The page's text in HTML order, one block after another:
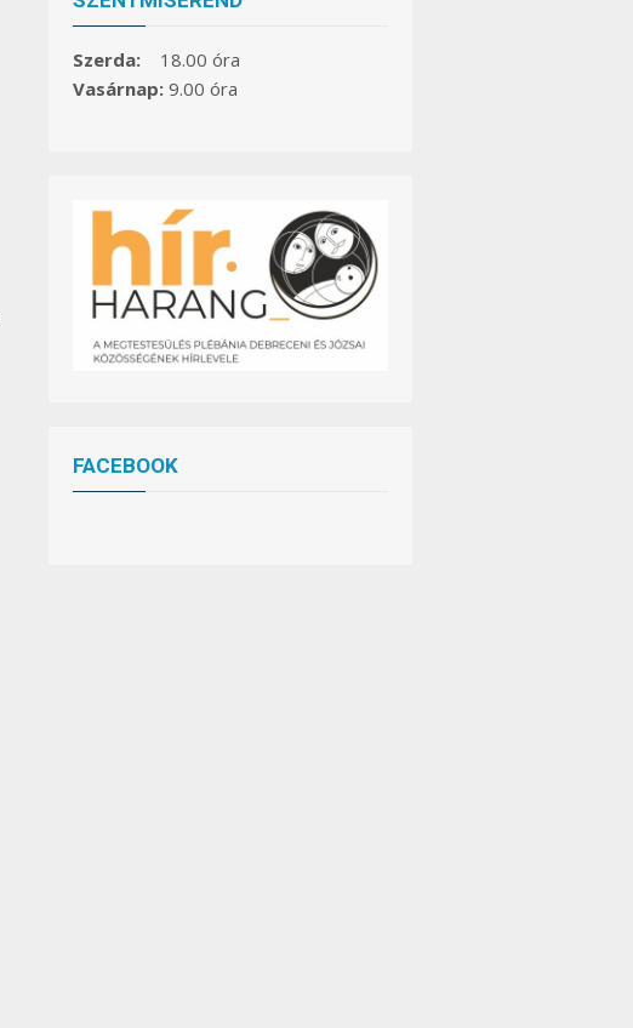
Szerda: 18.00 óra
Vasárnap: 9.00 óra
FACEBOOK